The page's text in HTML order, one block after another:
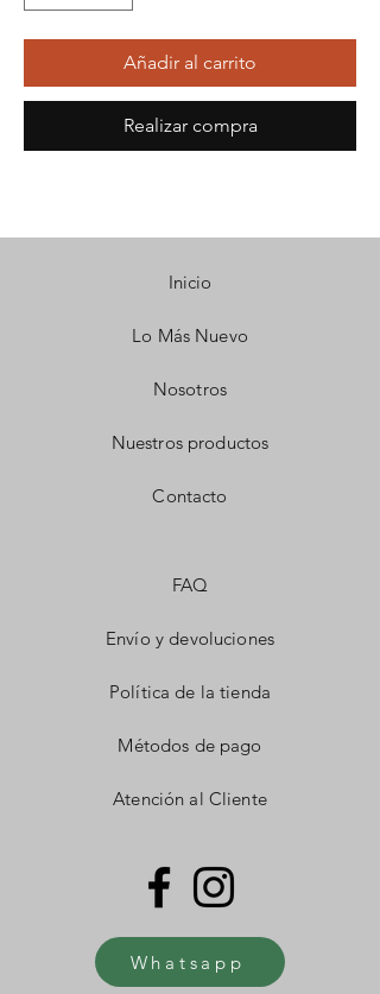
Añadir al carrito
Realizar compra
Inicio
Lo Más Nuevo
Nosotros
Nuestros productos
Contacto
FAQ
Envío y devoluciones
Política de la tienda
Métodos de pago
Atención al Cliente
Whatsapp